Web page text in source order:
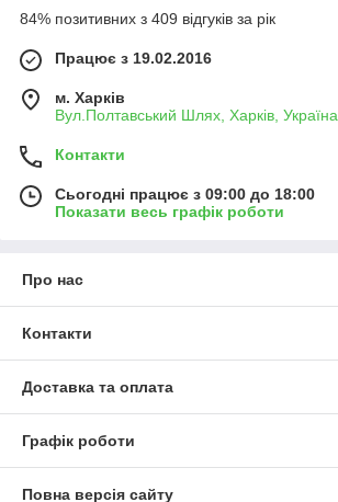
84% позитивних з 409 відгуків за рік
Працює з 19.02.2016
м. Харків
Вул.Полтавський Шлях, Харків, Україна
Контакти
Сьогодні працює з 09:00 до 18:00
Показати весь графік роботи
Про нас
Контакти
Доставка та оплата
Графік роботи
Повна версія сайту